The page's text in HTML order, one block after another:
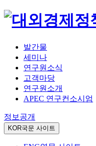
발간물
세미나
연구원소식
고객마당
연구원소개
APEC 연구컨소시엄
정보공개
KOR국문 사이트